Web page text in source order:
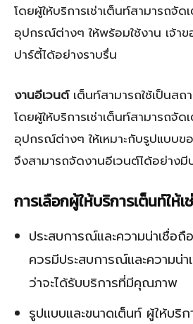
โดยผู้ให้บริการเช่าเต็นท์สามารถจัด
อุปกรณ์ต่างๆ ให้พร้อมใช้งาน เจ้า
ปาร์ตี้ได้อย่างราบรื่น
งานอีเวนต์เต็นท์สามารถใช้เป็นสถ
โดยผู้ให้บริการเช่าเต็นท์สามารถจัด
อุปกรณ์ต่างๆ ให้เหมาะกับรูปแบบข
จึงสามารถจัดงานอีเวนต์ได้อย่าง
การเลือกผู้ให้บริการเต็นท์ให้เ
ประสบการณ์และความน่าเชื่อถื
ควรมีประสบการณ์และความน่า
ว่าจะได้รับบริการที่มีคุณภาพ
รูปแบบและขนาดเต็นท์ ผู้ให้บริก